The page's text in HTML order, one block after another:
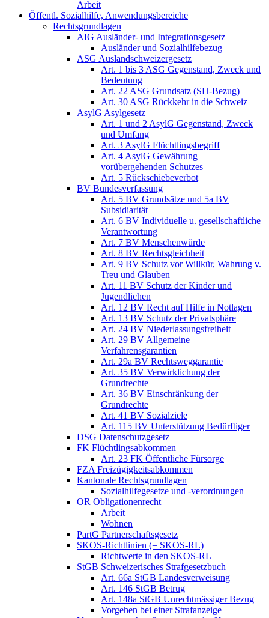
Arbeit
Öffentl. Sozialhilfe, Anwendungsbereiche
Rechtsgrundlagen
AIG Ausländer- und Integrationsgesetz
Ausländer und Sozialhilfebezug
ASG Auslandschweizergesetz
Art. 1 bis 3 ASG Gegenstand, Zweck und
Bedeutung
Art. 22 ASG Grundsatz (SH-Bezug)
Art. 30 ASG Rückkehr in die Schweiz
AsylG Asylgesetz
Art. 1 und 2 AsylG Gegenstand, Zweck
und Umfang
Art. 3 AsylG Flüchtlingsbegriff
Art. 4 AsylG Gewährung
vorübergehenden Schutzes
Art. 5 Rückschiebeverbot
BV Bundesverfassung
Art. 5 BV Grundsätze und 5a BV
Subsidiarität
Art. 6 BV Individuelle u. gesellschaftliche
Verantwortung
Art. 7 BV Menschenwürde
Art. 8 BV Rechtsgleichheit
Art. 9 BV Schutz vor Willkür, Wahrung v.
Treu und Glauben
Art. 11 BV Schutz der Kinder und
Jugendlichen
Art. 12 BV Recht auf Hilfe in Notlagen
Art. 13 BV Schutz der Privatsphäre
Art. 24 BV Niederlassungsfreiheit
Art. 29 BV Allgemeine
Verfahrensgarantien
Art. 29a BV Rechtsweggarantie
Art. 35 BV Verwirklichung der
Grundrechte
Art. 36 BV Einschränkung der
Grundrechte
Art. 41 BV Sozialziele
Art. 115 BV Unterstützung Bedürftiger
DSG Datenschutzgesetz
FK Flüchtlingsabkommen
Art. 23 FK Öffentliche Fürsorge
FZA Freizügigkeitsabkommen
Kantonale Rechtsgrundlagen
Sozialhilfegesetze und -verordnungen
OR Obligationenrecht
Arbeit
Wohnen
PartG Partnerschaftsgesetz
SKOS-Richtlinien (= SKOS-RL)
Richtwerte in den SKOS-RL
StGB Schweizerisches Strafgesetzbuch
Art. 66a StGB Landesverweisung
Art. 146 StGB Betrug
Art. 148a StGB Unrechtmässiger Bezug
Vorgehen bei einer Strafanzeige